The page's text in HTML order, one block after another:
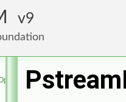
9
Foundation